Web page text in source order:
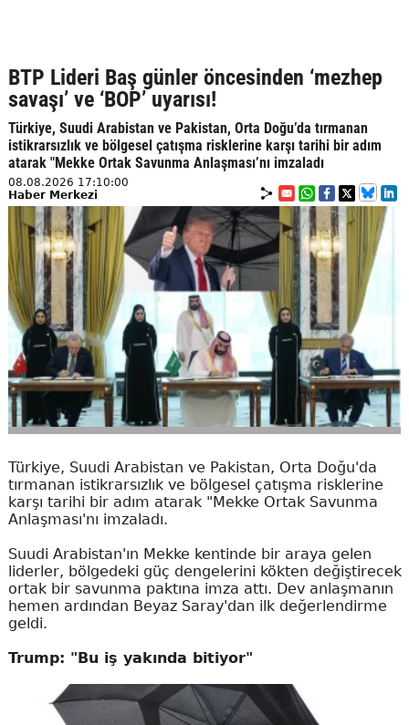
BTP Lideri Baş günler öncesinden ‘mezhep
savaşı’ ve ‘BOP’ uyarısı!
Türkiye, Suudi Arabistan ve Pakistan, Orta Doğu’da tırmanan
istikrarsızlık ve bölgesel çatışma risklerine karşı tarihi bir adım
atarak "Mekke Ortak Savunma Anlaşması’nı imzaladı
08.08.2026 17:10:00
Haber Merkezi
Türkiye, Suudi Arabistan ve Pakistan, Orta Doğu'da
tırmanan istikrarsızlık ve bölgesel çatışma risklerine
karşı tarihi bir adım atarak "Mekke Ortak Savunma
Anlaşması'nı imzaladı.
Suudi Arabistan'ın Mekke kentinde bir araya gelen
liderler, bölgedeki güç dengelerini kökten değiştirecek
ortak bir savunma paktına imza attı. Dev anlaşmanın
hemen ardından Beyaz Saray'dan ilk değerlendirme
geldi.
Trump: "Bu iş yakında bitiyor"